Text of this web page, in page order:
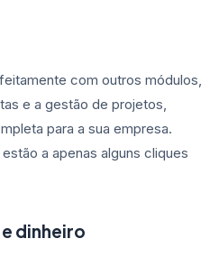
com outros módulos,
e a gestão de projetos,
para a sua empresa.
a apenas alguns cliques
dinheiro